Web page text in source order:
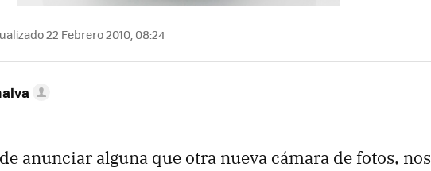
22 Febrero 2010, 08:24
anunciar alguna que otra nueva cámara de fotos, nos